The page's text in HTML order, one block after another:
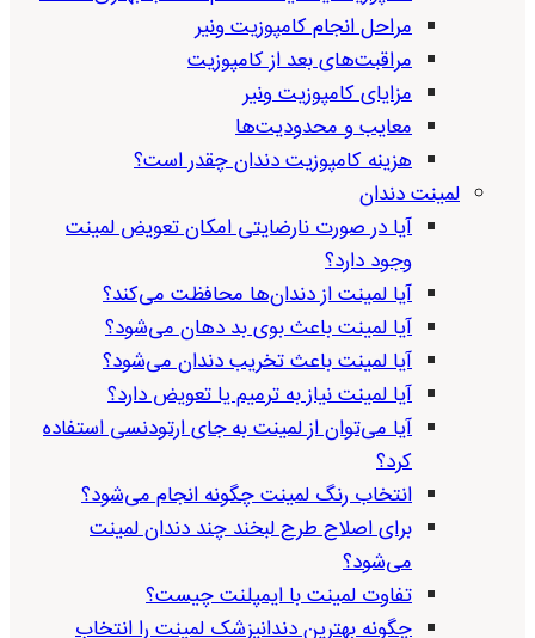
مراحل انجام کامپوزیت ونیر
مراقبت‌های بعد از کامپوزیت
مزایای کامپوزیت ونیر
معایب و محدودیت‌ها
هزینه کامپوزیت دندان چقدر است؟
لمینت دندان
آیا در صورت نارضایتی امکان تعویض لمینت
وجود دارد؟
آیا لمینت از دندان‌ها محافظت می‌کند؟
آیا لمینت باعث بوی بد دهان می‌شود؟
آیا لمینت باعث تخریب دندان می‌شود؟
آیا لمینت نیاز به ترمیم یا تعویض دارد؟
آیا می‌توان از لمینت به جای ارتودنسی استفاده
کرد؟
انتخاب رنگ لمینت چگونه انجام می‌شود؟
برای اصلاح طرح لبخند چند دندان لمینت
می‌شود؟
تفاوت لمینت با ایمپلنت چیست؟
چگونه بهترین دندانپزشک لمینت را انتخاب